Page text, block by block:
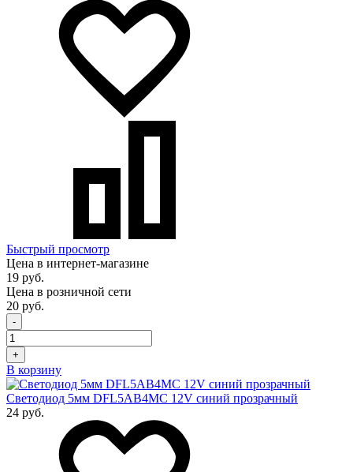
Быстрый просмотр
Цена в интернет-магазине
19 руб.
Цена в розничной сети
20 руб.
-
+
В корзину
Светодиод 5мм DFL5AB4MC 12V синий прозрачный
24 руб.